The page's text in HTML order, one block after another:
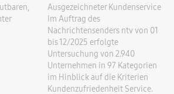
Ausgezeichneter Kundenservice
Im Auftrag des
Nachrichtensenders ntv von 01
bis 12/2025 erfolgte
Untersuchung von 2.940
Unternehmen in 97 Kategorien
im Hinblick auf die Kriterien
Kundenzufriedenheit Service.